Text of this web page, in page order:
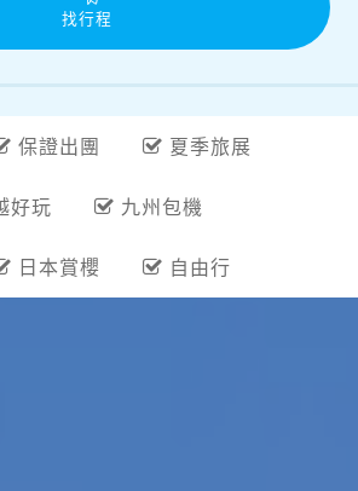
找行程
保證出團 夏季旅展
好玩 九州包機
日本賞櫻 自由行